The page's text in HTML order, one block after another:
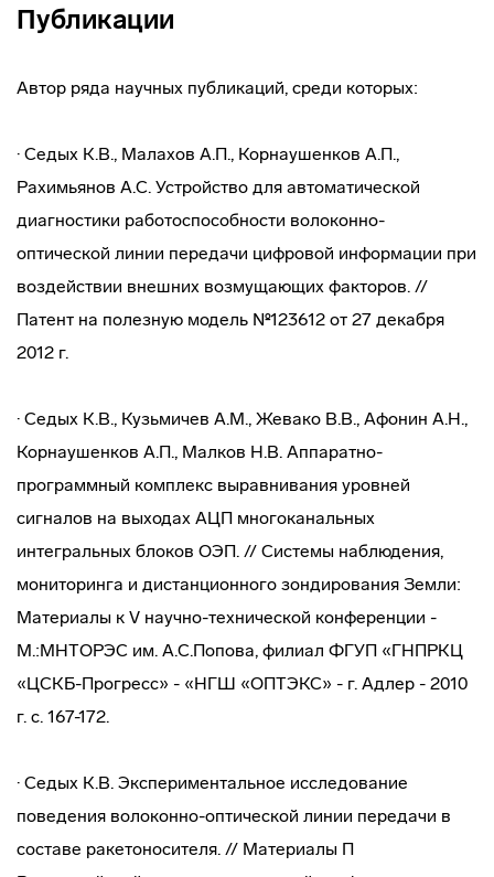
Публикации
Автор ряда научных публикаций, среди которых:
· Седых К.В., Малахов А.П., Корнаушенков А.П.,
Рахимьянов A.C. Устройство для автоматической
диагностики работоспособности волоконно-
оптической линии передачи цифровой информации при
воздействии внешних возмущающих факторов. //
Патент на полезную модель №123612 от 27 декабря
2012 г.
· Седых К.В., Кузьмичев A.M., Жевако В.В., Афонин А.Н.,
Корнаушенков A.П., Малков Н.В. Аппаратно-
программный комплекс выравнивания уровней
сигналов на выходах АЦП многоканальных
интегральных блоков ОЭП. // Системы наблюдения,
мониторинга и дистанционного зондирования Земли:
Материалы к V научно-технической конференции -
М.:МНТОРЭС им. А.С.Попова, филиал ФГУП «ГНПРКЦ
«ЦСКБ-Прогресс» - «НГШ «ОПТЭКС» - г. Адлер - 2010
г. с. 167-172.
· Седых К.В. Экспериментальное исследование
поведения волоконно-оптической линии передачи в
составе ракетоносителя. // Материалы П